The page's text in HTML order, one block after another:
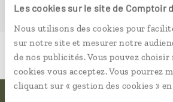
Les cookies sur le site de Comptoir
Nous utilisons des cookies pour
sur notre site et mesurer notre
de nos publicités. Vous pouvez
cookies vous acceptez. Vous pourrez
cliquant sur « gestion des cookies » en